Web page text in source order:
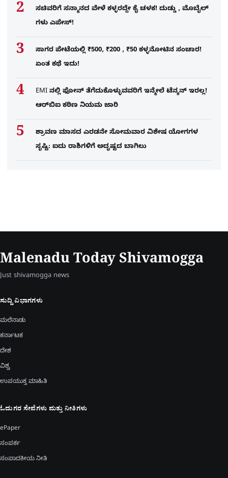
ಸಚಿವರಿಗೆ ಸನ್ಮಾನದ ವೇಳೆ ಕಳ್ಳರದ್ದೇ ಕೈ ಚಳಕ! ದುಡ್ಡು , ಮೊಬೈಲ್​
ಗಳು ಎಪೇಸ್!
ಸಾಗರ ಪೇಟೆಯಲ್ಲಿ ₹500, ₹200 , ₹50 ಕಳ್ಳನೋಟಿನ ಸಂಚಾರ!
ಏಂತ ಕಥೆ ಇದು!
EMI ನಲ್ಲಿ ಫೋನ್​ ತೆಗೆದುಕೊಳ್ಳುವವರಿಗೆ ಇನ್ಮೇಲೆ ಟೆನ್ಶನ್​ ಇರಲ್ಲ!
ಆರ್‌ಬಿಐ ಕಠಿಣ ನಿಯಮ ಜಾರಿ
ಶ್ರಾವಣ ಮಾಸದ ಎರಡನೇ ಸೋಮವಾರ ವಿಶೇಷ ಯೋಗಗಳ
ಸೃಷ್ಟಿ: ಐದು ರಾಶಿಗಳಿಗೆ ಅದೃಷ್ಟದ ಬಾಗಿಲು
Malenadu Today Shivamogga
Just shivamogga news
ಸುದ್ದಿ ವಿಭಾಗಗಳು
ಮಲೆನಾಡು
ಕರ್ನಾಟಕ
ದೇಶ
ವಿಶ್ವ
ಉಪಯುಕ್ತ ಮಾಹಿತಿ
ಓದುಗರ ಸೇವೆಗಳು ಮತ್ತು ನೀತಿಗಳು
ePaper
ಸಂಪರ್ಕ
ಸಂಪಾದಕೀಯ ನೀತಿ